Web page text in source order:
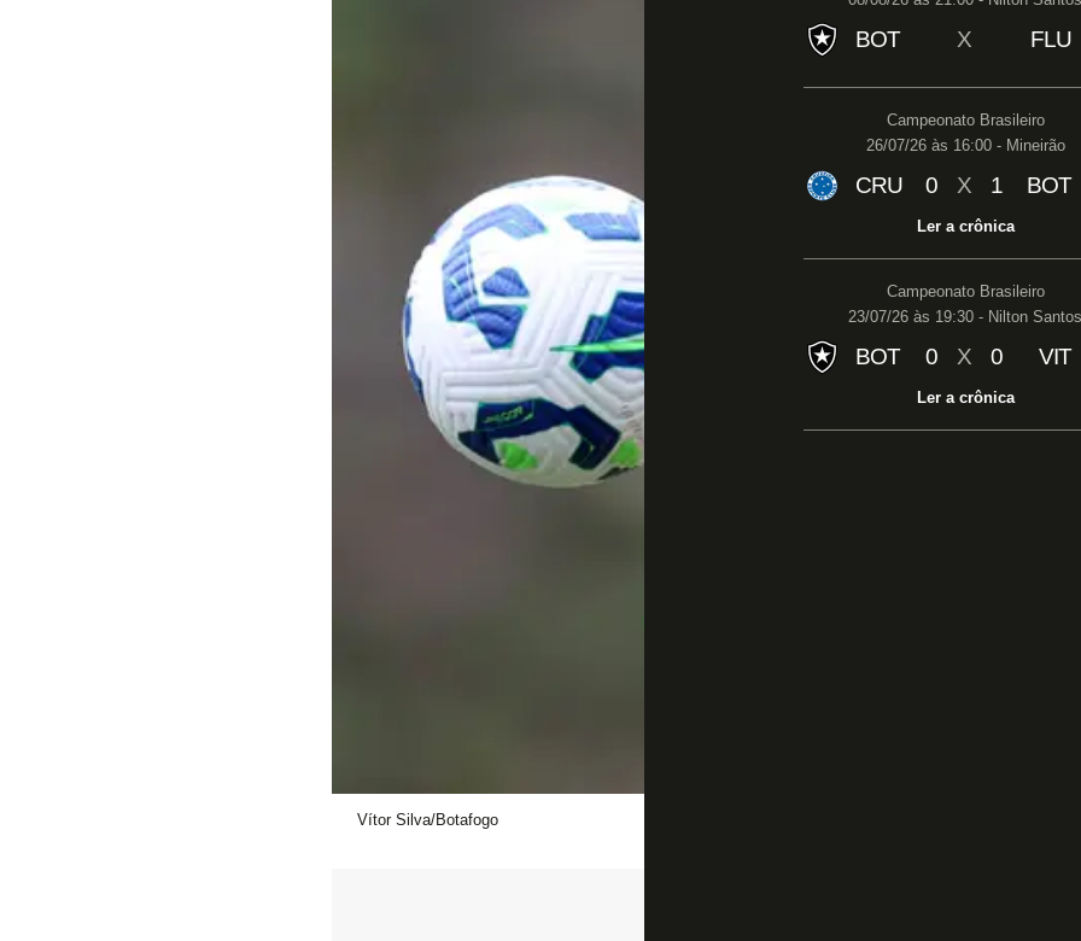
BOT X FLU
Campeonato Brasileiro
26/07/26 às 16:00 - Mineirão
CRU 0 X 1 BOT
Ler a crônica
Campeonato Brasileiro
23/07/26 às 19:30 - Nilton Santos
BOT 0 X 0 VIT
Ler a crônica
Vítor Silva/Botafogo